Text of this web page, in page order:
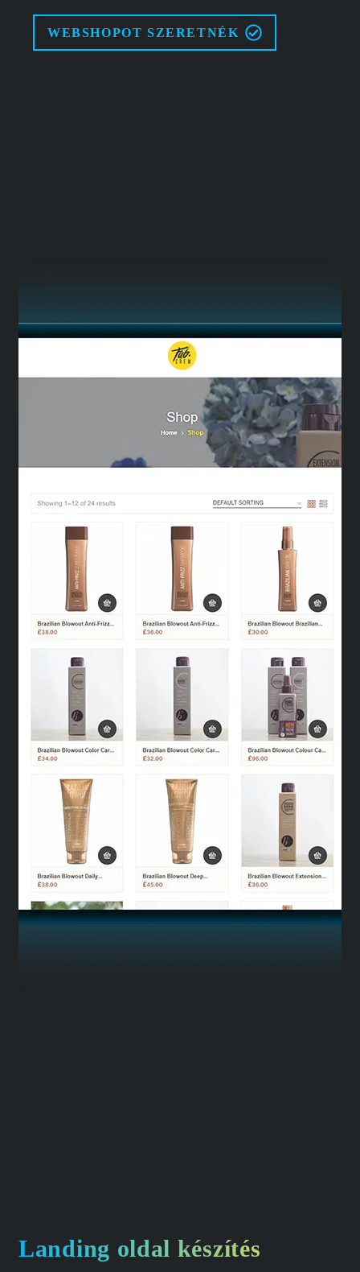
WEBSHOPOT SZERETNÉK
Landing oldal készítés